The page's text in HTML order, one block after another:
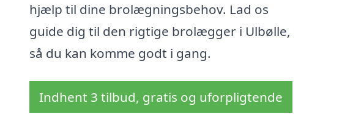
hjælp til dine brolægningsbehov. Lad os
guide dig til den rigtige brolægger i Ulbølle,
så du kan komme godt i gang.
Indhent 3 tilbud, gratis og uforpligtende